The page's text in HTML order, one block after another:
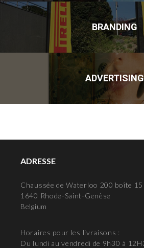
BRANDING
ADVERTISING
ADRESSE
Chaussée de Waterloo 200 boîte 15
1640 Rhode-Saint-Genèse
Belgium
Horaires pour les livraisons :
Du lundi au vendredi de 9h30 à